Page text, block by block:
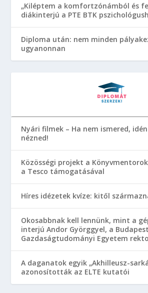
„Kiléptem a komfortzónámból és
diákinterjú a PTE BTK
Diploma után: nem minden
ugyanonnan
Nyári filmek – Ha nem ismered,
nézned!
Közösségi projekt a
a Tesco támogatásával
Híres idézetek kvíze: kitől
Okosabbnak kell lennünk, mint a
interjú Andor Györggyel, a
Gazdaságtudományi Egyetem
A daganatok egyik „Akhilleusz-
azonosították az ELTE kutatói